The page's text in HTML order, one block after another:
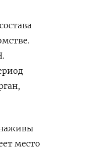
наживы
место